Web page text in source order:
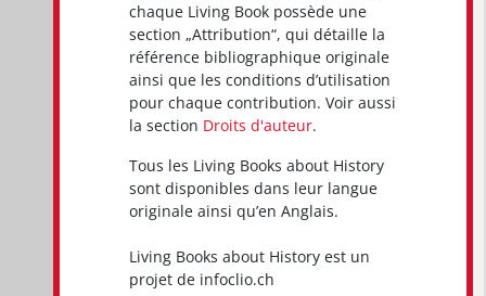
chaque Living Book possède une
section „Attribution“, qui détaille la
référence bibliographique originale
ainsi que les conditions d’utilisation
pour chaque contribution. Voir aussi
la section Droits d'auteur.
Tous les Living Books about History
sont disponibles dans leur langue
originale ainsi qu’en Anglais.
Living Books about History est un
projet de infoclio.ch